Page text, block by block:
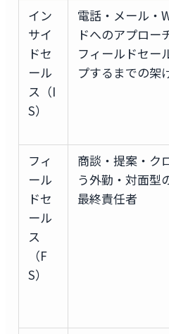
イン
サイ
ドセ
ール
ス（I
S）
電話・メール・
ドへのアプロー
フィールドセー
プするまでの架
フィ
ール
ドセ
ール
ス
（F
S）
商談・提案・ク
う外勤・対面型
最終責任者